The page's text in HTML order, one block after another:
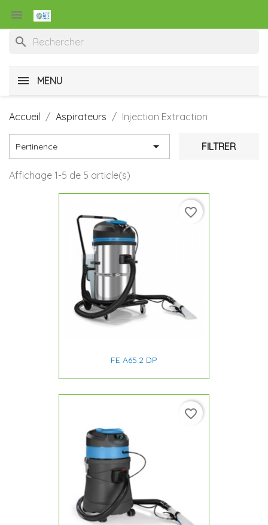

search
MENU
Accueil Aspirateurs Injection Extraction
Pertinence  FILTRER
Affichage 1-5 de 5 article(s)
FE A65.2 DP
favorite_border
favorite_border